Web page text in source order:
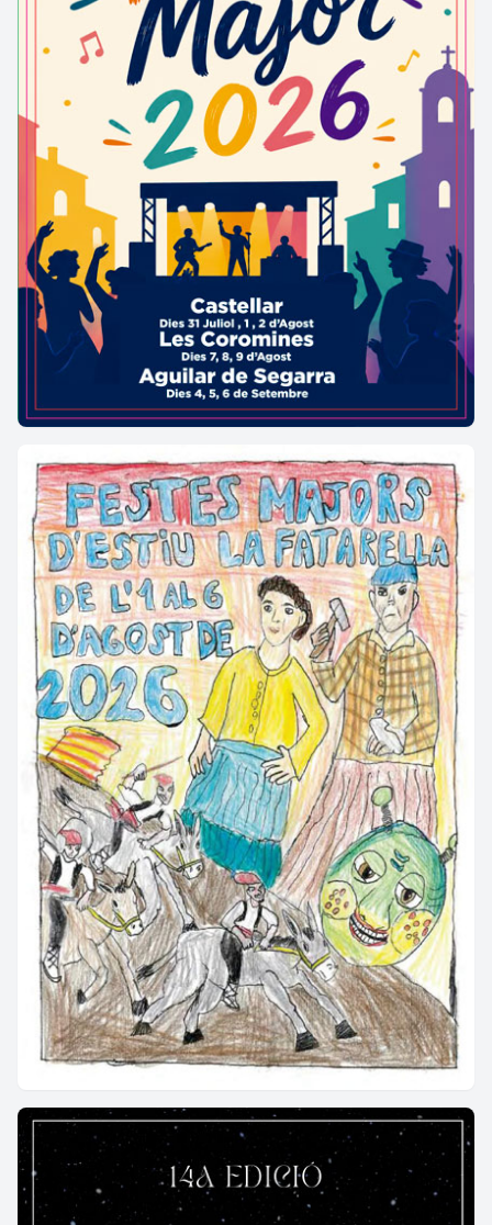
Per visitar els principals punts d’interès deBetlan
BETREN
Per visitar els principals punts d’interès de Betren
CASARILH
Per visitar els principals punts d’interès de Casarilh
CASAU
Per visitar els principals punts d’interès de Casau
ESCUNHAU
Per visitar els principals punts d’interès d’Escunhau
GAUSAC
Per visitar els principals punts d’interès deGausac
MONT
Per visitar els principals punts d’interès deMont
MONTCORBAU
Per visitar els principals punts d’interès de
Montcorbau
VILA
Per visitar els principals punts d’interès deVila
VILAC
Per visitar els principals punts d’interès deVilac